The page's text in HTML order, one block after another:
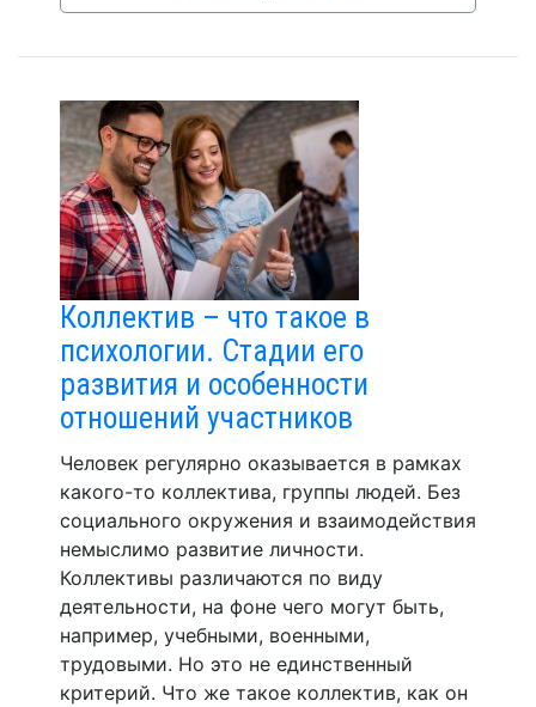
Коллектив – что такое в
психологии. Стадии его
развития и особенности
отношений участников
Человек регулярно оказывается в рамках
какого-то коллектива, группы людей. Без
социального окружения и взаимодействия
немыслимо развитие личности.
Коллективы различаются по виду
деятельности, на фоне чего могут быть,
например, учебными, военными,
трудовыми. Но это не единственный
критерий. Что же такое коллектив, как он